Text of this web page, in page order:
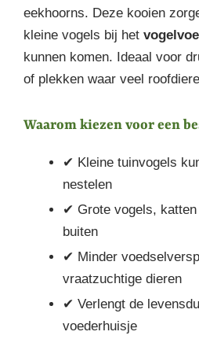
eekhoorns. Deze kooien
kleine vogels bij het
kunnen komen. Ideaal voor
of plekken waar veel
Waarom kiezen voor een
✔ Kleine tuinvogels
nestelen
✔ Grote vogels,
buiten
✔ Minder
vraatzuchtige dieren
✔ Verlengt de
voederhuisje